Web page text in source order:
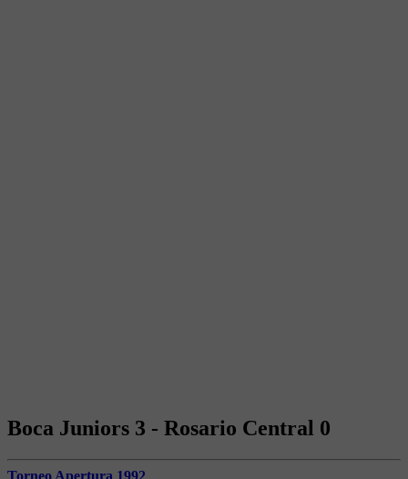
Boca Juniors 3 - Rosario Central 0
Torneo Apertura 1992